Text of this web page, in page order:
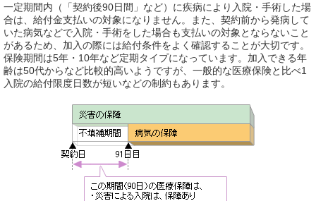
一定期間内（「契約後90日間」など）に疾病により入院・手術した場
合は、給付金支払いの対象になりません。また、契約前から発病して
いた病気などで入院・手術をした場合も支払いの対象とならないこと
があるため、加入の際には給付条件をよく確認することが大切です。
保険期間は5年・10年など定期タイプになっています。加入できる年
齢は50代からなど比較的高いようですが、一般的な医療保険と比べ1
入院の給付限度日数が短いなどの制約もあります。